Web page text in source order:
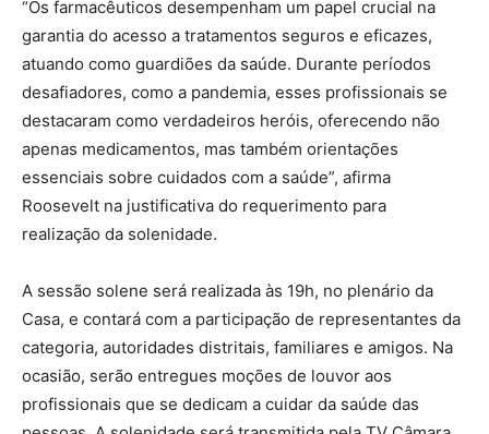
“Os farmacêuticos desempenham um papel crucial na
garantia do acesso a tratamentos seguros e eficazes,
atuando como guardiões da saúde. Durante períodos
desafiadores, como a pandemia, esses profissionais se
destacaram como verdadeiros heróis, oferecendo não
apenas medicamentos, mas também orientações
essenciais sobre cuidados com a saúde”, afirma
Roosevelt na justificativa do requerimento para
realização da solenidade.
A sessão solene será realizada às 19h, no plenário da
Casa, e contará com a participação de representantes da
categoria, autoridades distritais, familiares e amigos. Na
ocasião, serão entregues moções de louvor aos
profissionais que se dedicam a cuidar da saúde das